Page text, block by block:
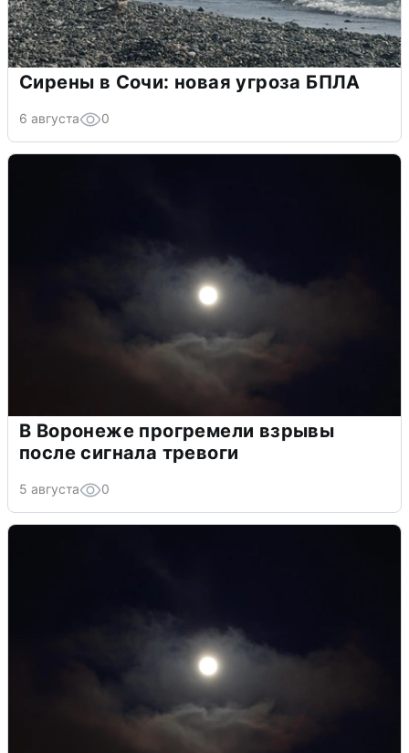
Сирены в Сочи: новая угроза БПЛА
6 августа 0
В Воронеже прогремели взрывы
после сигнала тревоги
5 августа 0